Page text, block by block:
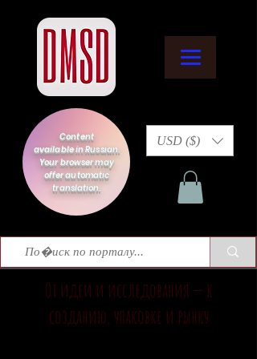
Content
available in Russian.
Your browser may
offer automatic
translation.
USD ($)
От идеи и исследования — к
созданию, упаковке и рынку